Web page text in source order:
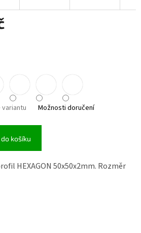
Možnosti doručení
košíku
HEXAGON 50x50x2mm. Rozměr